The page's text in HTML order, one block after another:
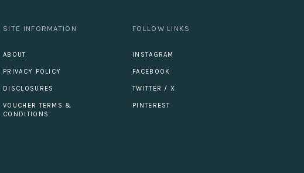
SITE INFORMATION
ABOUT
PRIVACY POLICY
DISCLOSURES
VOUCHER TERMS &
CONDITIONS
FOLLOW LINKS
INSTAGRAM
FACEBOOK
TWITTER / X
PINTEREST